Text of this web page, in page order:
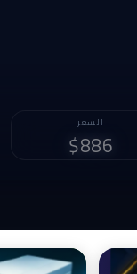
الربح الشهري
2,124 د.ل